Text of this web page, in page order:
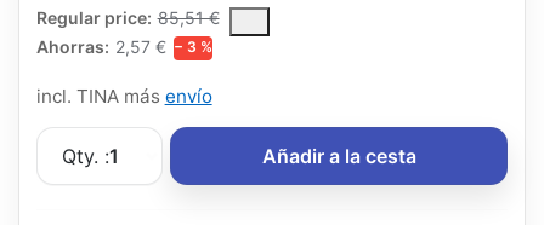
Regular price: 85,51 €
The Regular Price is the median selling price paid by
Ahorras: 2,57 € − 3 %
incl. TINA más envío
Qty. :1 Añadir a la cesta